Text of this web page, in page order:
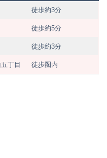
徒歩約3分
徒歩約5分
徒歩約3分
丁目 徒歩圏内